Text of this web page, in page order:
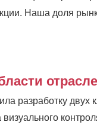
Наша доля
разработку